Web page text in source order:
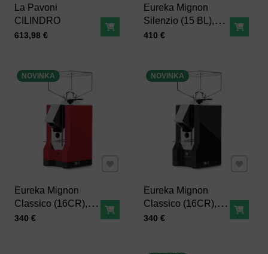
La Pavoni
CILINDRO
Cena s DPH
613,98 € Do košíka
Eureka Mignon
Silenzio (15 BL),
sivý
Cena s DPH
410 € Do
Eureka Mignon
Classico (16CR),
červený
Cena s DPH
340 € Do košíka
NOVINKA
Eureka Mignon
Classico (16CR),
čierny
Cena s DPH
340 € Do
NOVINKA